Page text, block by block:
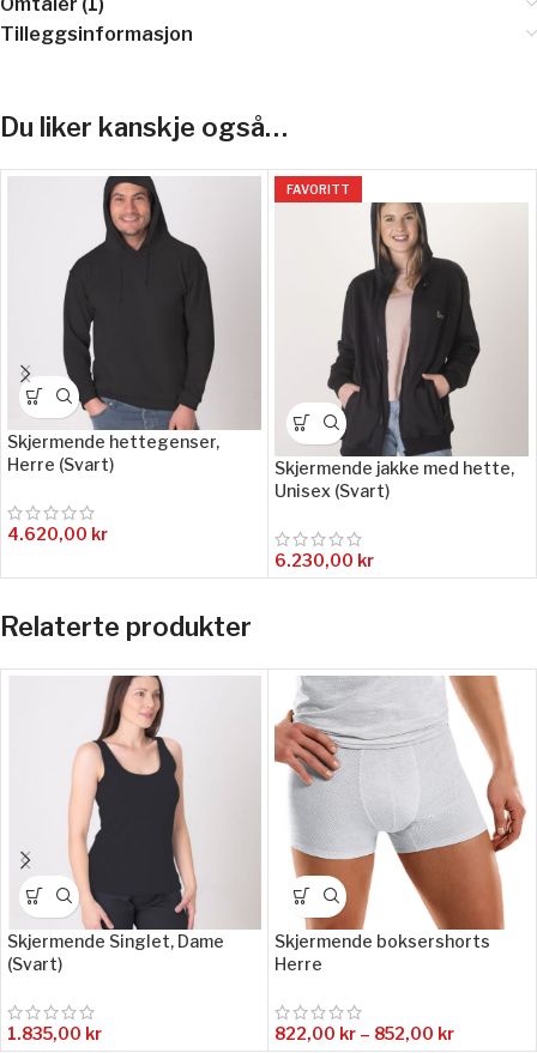
Tilleggsinformasjon
Du liker kanskje også…
Skjermende hettegenser,
Herre (Svart)
4.620,00 kr
FAVORITT
Skjermende jakke med hette,
Unisex (Svart)
6.230,00 kr
Relaterte produkter
Skjermende Singlet, Dame
(Svart)
1.835,00 kr
Skjermende boksershorts
Herre
822,00 kr – 852,00 kr